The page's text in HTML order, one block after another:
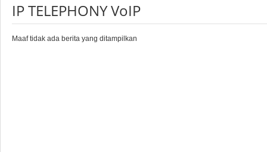
IP TELEPHONY VoIP
Maaf tidak ada berita yang ditampilkan